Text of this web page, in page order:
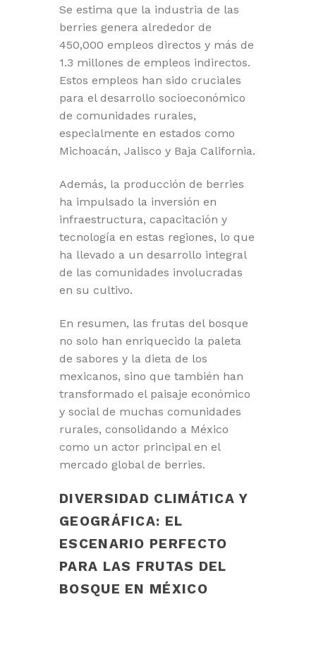
Se estima que la industria de las
berries genera alrededor de
450,000 empleos directos y más de
1.3 millones de empleos indirectos.
Estos empleos han sido cruciales
para el desarrollo socioeconómico
de comunidades rurales,
especialmente en estados como
Michoacán, Jalisco y Baja California.
Además, la producción de berries
ha impulsado la inversión en
infraestructura, capacitación y
tecnología en estas regiones, lo que
ha llevado a un desarrollo integral
de las comunidades involucradas
en su cultivo.
En resumen, las frutas del bosque
no solo han enriquecido la paleta
de sabores y la dieta de los
mexicanos, sino que también han
transformado el paisaje económico
y social de muchas comunidades
rurales, consolidando a México
como un actor principal en el
mercado global de berries.
DIVERSIDAD CLIMÁTICA Y
GEOGRÁFICA: EL
ESCENARIO PERFECTO
PARA LAS FRUTAS DEL
BOSQUE EN MÉXICO